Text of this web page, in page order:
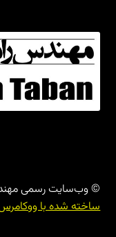
© وب‌سایت رسمی مهندس
ساخته شده با